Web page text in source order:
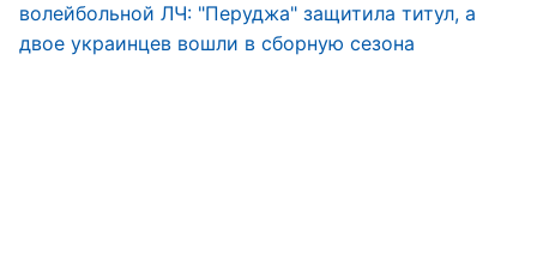
волейбольной ЛЧ: "Перуджа" защитила титул, а
двое украинцев вошли в сборную сезона